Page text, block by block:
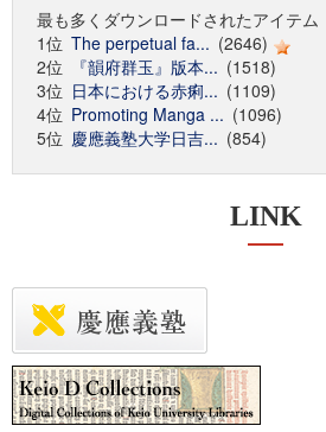
最も多くダウンロードされたアイテム
1位 The perpetual fa... (2646)
2位
『韻府群玉』版本... (1518)
3位 日本における赤痢... (1109)
4位 Promoting Manga ... (1096)
5位 慶應義塾大学日吉... (854)
LINK